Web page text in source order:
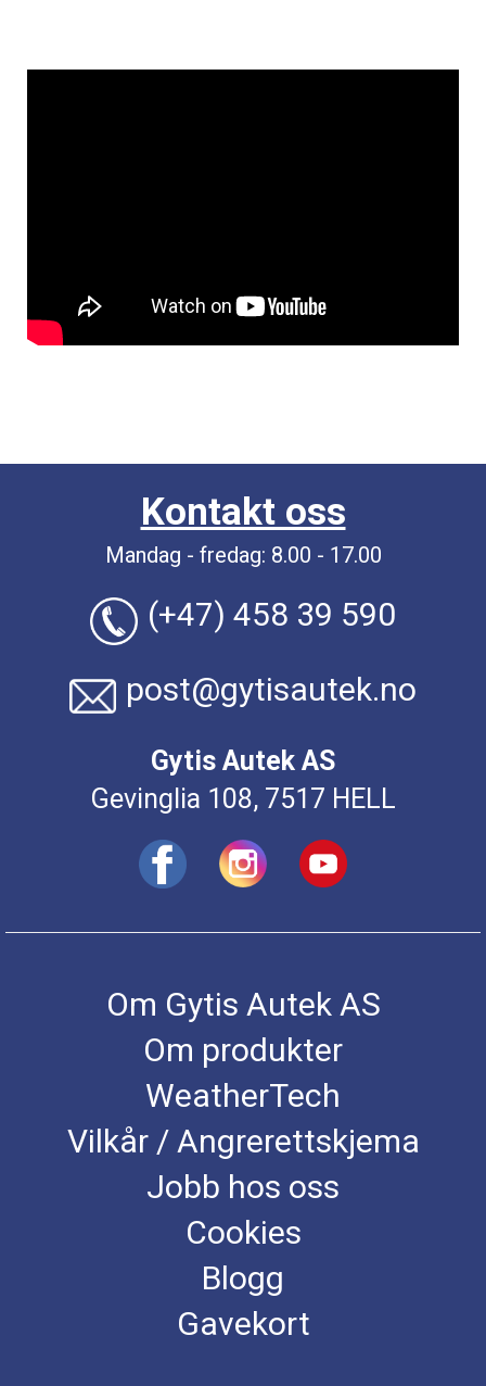
Kontakt oss
Mandag - fredag: 8.00 - 17.00
(+47) 458 39 590
post@gytisautek.no
Gytis Autek AS
Gevinglia 108, 7517 HELL
Om Gytis Autek AS
Om produkter
WeatherTech
Vilkår / Angrerettskjema
Jobb hos oss
Cookies
Blogg
Gavekort